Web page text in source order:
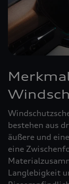
bestehen aus
äußere und
eine
Langlebigkeit